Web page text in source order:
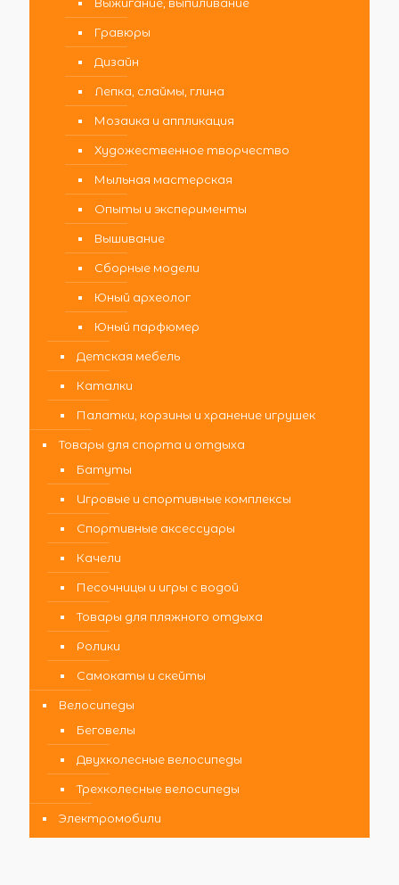
Гравюры
Дизайн
Лепка, слаймы, глина
Мозаика и аппликация
Художественное творчество
Мыльная мастерская
Опыты и эксперименты
Вышивание
Сборные модели
Юный археолог
Юный парфюмер
Детская мебель
Каталки
Палатки, корзины и хранение игрушек
Товары для спорта и отдыха
Батуты
Игровые и спортивные комплексы
Спортивные аксессуары
Качели
Песочницы и игры с водой
Товары для пляжного отдыха
Ролики
Самокаты и скейты
Велосипеды
Беговелы
Двухколесные велосипеды
Трехколесные велосипеды
Электромобили